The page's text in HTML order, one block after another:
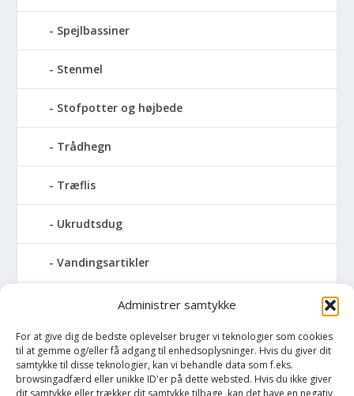
Administrer samtykke
For at give dig de bedste oplevelser bruger vi teknologier som cookies
til at gemme og/eller få adgang til enhedsoplysninger. Hvis du giver dit
samtykke til disse teknologier, kan vi behandle data som f.eks.
browsingadfærd eller unikke ID'er på dette websted. Hvis du ikke giver
Spejlbassiner
Stenmel
Stofpotter og højbede
Trådhegn
Træflis
Ukrudtsdug
Vandingsartikler
Vandslanger
Vildthegn
vækstdug